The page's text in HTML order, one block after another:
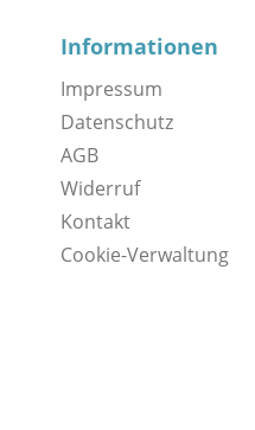
Informationen
Impressum
Datenschutz
AGB
Widerruf
Kontakt
Cookie-Verwaltung